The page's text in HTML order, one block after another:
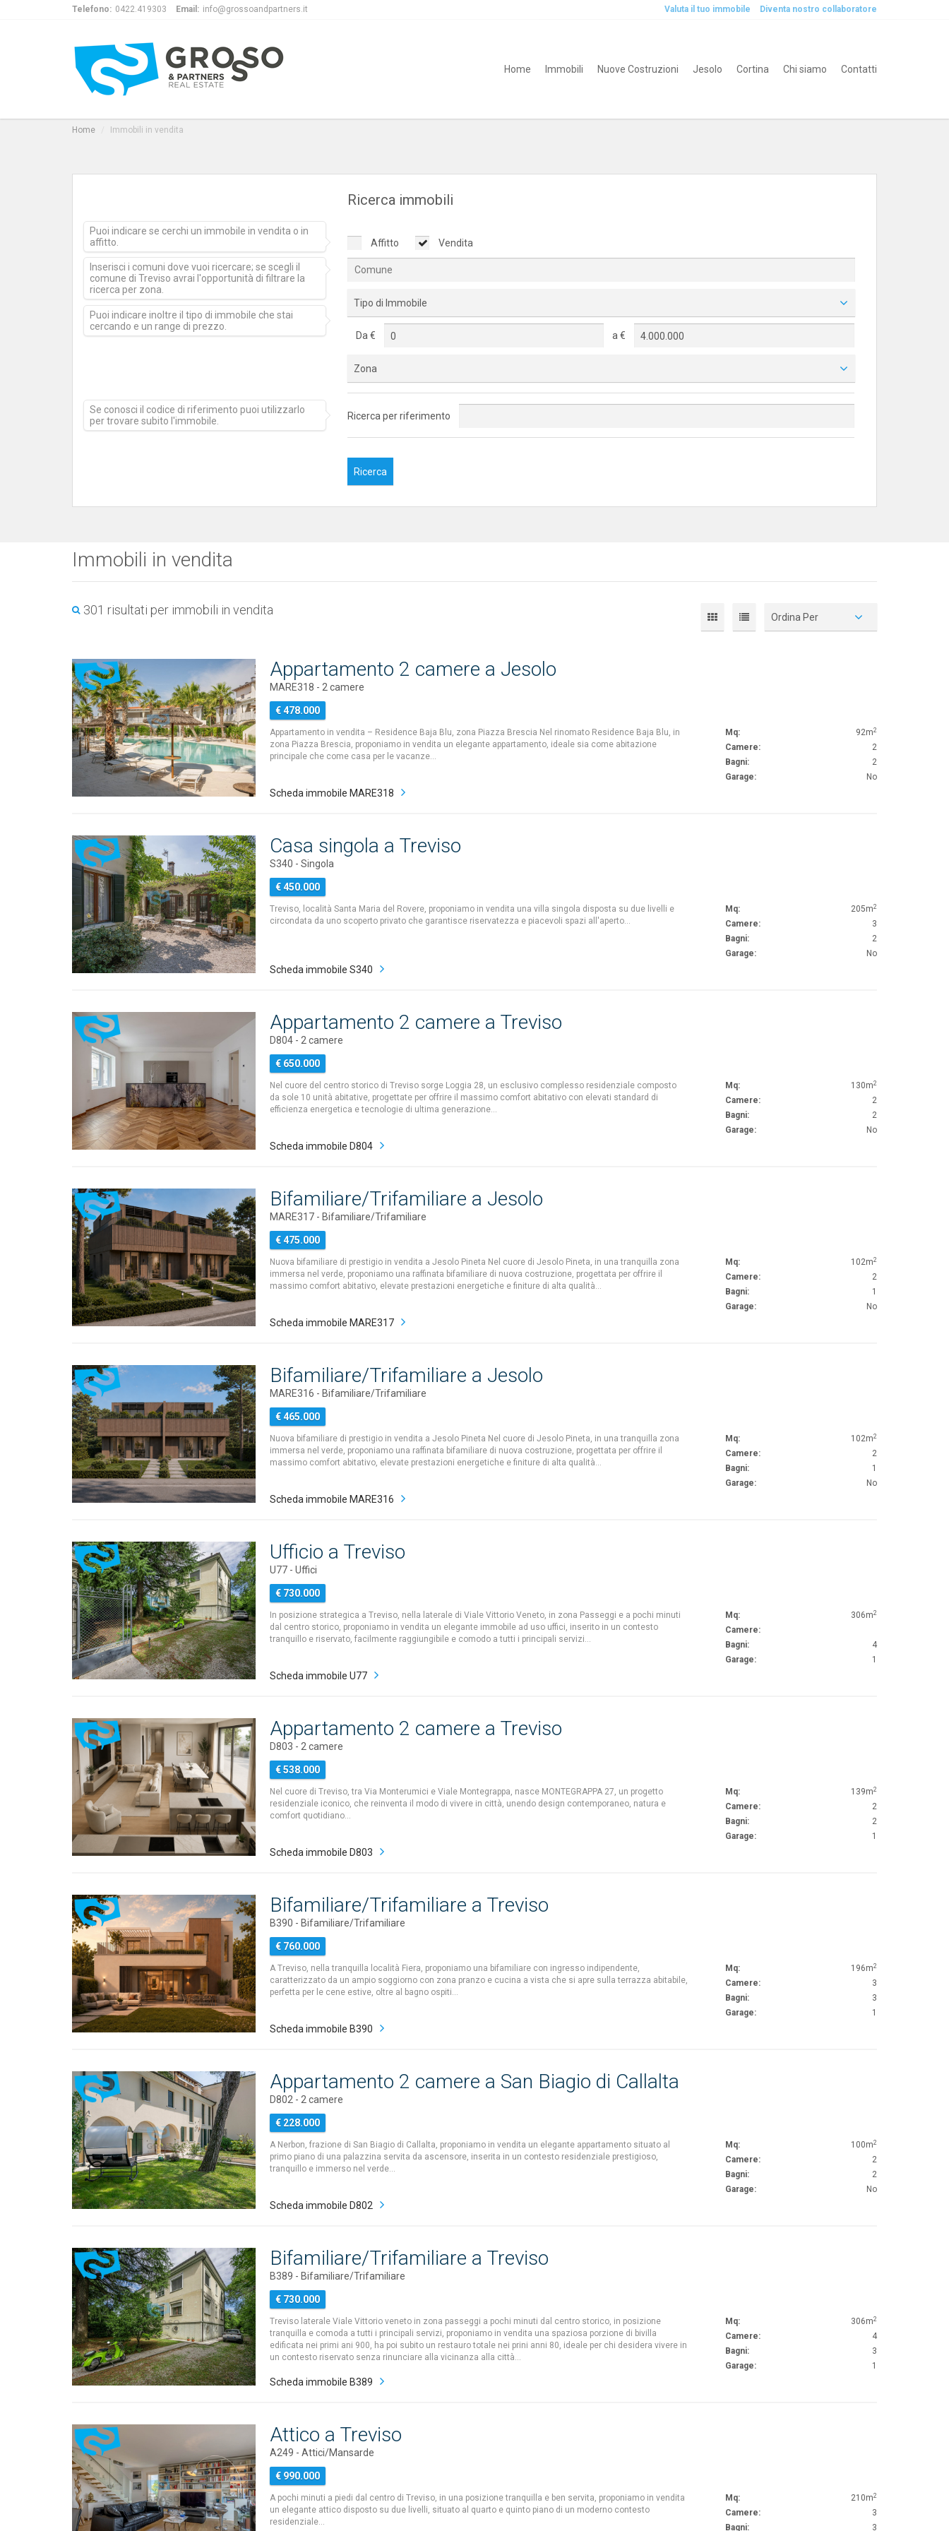
Telefono: 0422.419303 Email: info@grossoandpartners.it Valuta il tuo immobile Diventa nostro collaboratore
Home Immobili Nuove Costruzioni Jesolo Cortina Chi siamo Contatti
Home Immobili in vendita
Ricerca immobili
Puoi indicare se cerchi un immobile in vendita o in
affitto.
Inserisci i comuni dove vuoi ricercare; se scegli il
comune di Treviso avrai l'opportunità di filtrare la
ricerca per zona.
Puoi indicare inoltre il tipo di immobile che stai
cercando e un range di prezzo.
Se conosci il codice di riferimento puoi utilizzarlo
per trovare subito l'immobile.
Affitto Vendita
Tipo di Immobile
Da € a €
Zona
Ricerca per riferimento
Immobili in vendita
301 risultati per immobili in vendita Ordina Per
Appartamento 2 camere a Jesolo
MARE318 - 2 camere
€ 478.000
Appartamento in vendita – Residence Baja Blu, zona Piazza Brescia Nel rinomato Residence Baja Blu, in
zona Piazza Brescia, proponiamo in vendita un elegante appartamento, ideale sia come abitazione
principale che come casa per le vacanze…
Mq: 92m2
Camere:
2
Bagni:
2
Garage:
No
Scheda immobile MARE318
Casa singola a Treviso
S340 - Singola
€ 450.000
Treviso, località Santa Maria del Rovere, proponiamo in vendita una villa singola disposta su due livelli e
circondata da uno scoperto privato che garantisce riservatezza e piacevoli spazi all'aperto…
Mq: 205m2
Camere:
3
Bagni:
2
Garage:
No
Scheda immobile S340
Appartamento 2 camere a Treviso
D804 - 2 camere
€ 650.000
Nel cuore del centro storico di Treviso sorge Loggia 28, un esclusivo complesso residenziale composto
da sole 10 unità abitative, progettate per offrire il massimo comfort abitativo con elevati standard di
efficienza energetica e tecnologie di ultima generazione…
Mq: 130m2
Camere:
2
Bagni:
2
Garage:
No
Scheda immobile D804
Bifamiliare/Trifamiliare a Jesolo
MARE317 - Bifamiliare/Trifamiliare
€ 475.000
Nuova bifamiliare di prestigio in vendita a Jesolo Pineta Nel cuore di Jesolo Pineta, in una tranquilla zona
immersa nel verde, proponiamo una raffinata bifamiliare di nuova costruzione, progettata per offrire il
massimo comfort abitativo, elevate prestazioni energetiche e finiture di alta qualità…
Mq: 102m2
Camere:
2
Bagni:
1
Garage:
No
Scheda immobile MARE317
Bifamiliare/Trifamiliare a Jesolo
MARE316 - Bifamiliare/Trifamiliare
€ 465.000
Nuova bifamiliare di prestigio in vendita a Jesolo Pineta Nel cuore di Jesolo Pineta, in una tranquilla zona
immersa nel verde, proponiamo una raffinata bifamiliare di nuova costruzione, progettata per offrire il
massimo comfort abitativo, elevate prestazioni energetiche e finiture di alta qualità…
Mq: 102m2
Camere:
2
Bagni:
1
Garage:
No
Scheda immobile MARE316
Ufficio a Treviso
U77 - Uffici
€ 730.000
In posizione strategica a Treviso, nella laterale di Viale Vittorio Veneto, in zona Passeggi e a pochi minuti
dal centro storico, proponiamo in vendita un elegante immobile ad uso uffici, inserito in un contesto
tranquillo e riservato, facilmente raggiungibile e comodo a tutti i principali servizi…
Mq: 306m2
Camere:
Bagni:
4
Garage:
1
Scheda immobile U77
Appartamento 2 camere a Treviso
D803 - 2 camere
€ 538.000
Nel cuore di Treviso, tra Via Monterumici e Viale Montegrappa, nasce MONTEGRAPPA 27, un progetto
residenziale iconico, che reinventa il modo di vivere in città, unendo design contemporaneo, natura e
comfort quotidiano…
Mq: 139m2
Camere:
2
Bagni:
2
Garage:
1
Scheda immobile D803
Bifamiliare/Trifamiliare a Treviso
B390 - Bifamiliare/Trifamiliare
€ 760.000
A Treviso, nella tranquilla località Fiera, proponiamo una bifamiliare con ingresso indipendente,
caratterizzato da un ampio soggiorno con zona pranzo e cucina a vista che si apre sulla terrazza abitabile,
perfetta per le cene estive, oltre al bagno ospiti…
Mq: 196m2
Camere:
3
Bagni:
3
Garage:
1
Scheda immobile B390
Appartamento 2 camere a San Biagio di Callalta
D802 - 2 camere
€ 228.000
A Nerbon, frazione di San Biagio di Callalta, proponiamo in vendita un elegante appartamento situato al
primo piano di una palazzina servita da ascensore, inserita in un contesto residenziale prestigioso,
tranquillo e immerso nel verde…
Mq: 100m2
Camere:
2
Bagni:
2
Garage:
No
Scheda immobile D802
Bifamiliare/Trifamiliare a Treviso
B389 - Bifamiliare/Trifamiliare
€ 730.000
Treviso laterale Viale Vittorio veneto in zona passeggi a pochi minuti dal centro storico, in posizione
tranquilla e comoda a tutti i principali servizi, proponiamo in vendita una spaziosa porzione di bivilla
edificata nei primi ani 900, ha poi subito un restauro totale nei prini anni 80, ideale per chi desidera vivere in
un contesto riservato senza rinunciare alla vicinanza alla città…
Mq: 306m2
Camere:
4
Bagni:
3
Garage:
1
Scheda immobile B389
Attico a Treviso
A249 - Attici/Mansarde
€ 990.000
A pochi minuti a piedi dal centro di Treviso, in una posizione tranquilla e ben servita, proponiamo in vendita
un elegante attico disposto su due livelli, situato al quarto e quinto piano di un moderno contesto
residenziale…
Mq: 210m2
Camere:
3
Bagni:
3